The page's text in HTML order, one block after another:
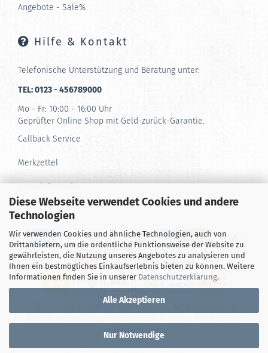
Diese Webseite verwendet Cookies und andere
Technologien
Wir verwenden Cookies und ähnliche Technologien, auch von
Drittanbietern, um die ordentliche Funktionsweise der Website zu
gewährleisten, die Nutzung unseres Angebotes zu analysieren und
Ihnen ein bestmögliches Einkaufserlebnis bieten zu können. Weitere
Informationen finden Sie in unserer Datenschutzerklärung.
Alle Akzeptieren
Nur Notwendige
Angebote - Sale%
Hilfe & Kontakt
Telefonische Unterstützung und Beratung unter:
TEL: 0123 - 456789000
Mo - Fr: 10:00 - 16:00 Uhr
Geprüfter Online Shop mit Geld-zurück-Garantie.
Callback Service
Merkzettel
Kontaktformular
Alle Preise verstehen sich inklusive der gesetzlichen
gekennzeichnet.